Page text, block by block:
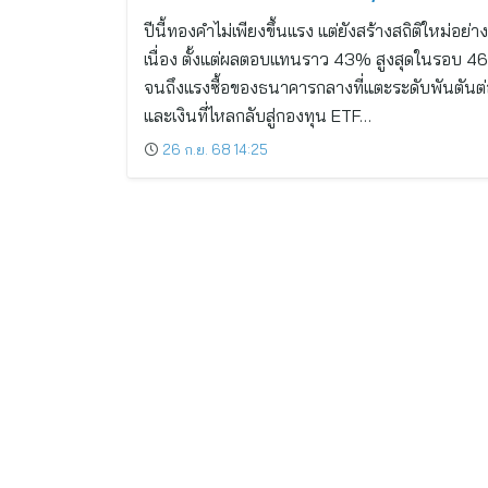
ปีนี้ทองคำไม่เพียงขึ้นแรง แต่ยังสร้างสถิติใหม่อย่า
เนื่อง ตั้งแต่ผลตอบแทนราว 43% สูงสุดในรอบ
จนถึงแรงซื้อของธนาคารกลางที่แตะระดับพันตัน
และเงินที่ไหลกลับสู่กองทุน ETF…
26 ก.ย. 68 14:25